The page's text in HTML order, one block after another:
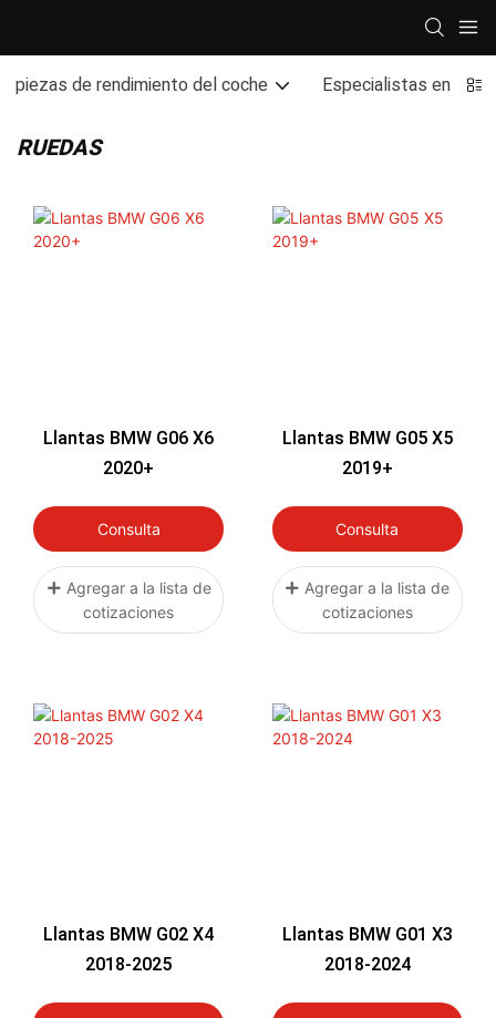
piezas de rendimiento del coche Especialistas en
RUEDAS
Llantas BMW G06 X6
2020+
Consulta
Agregar a la lista de
cotizaciones
Llantas BMW G05 X5
2019+
Consulta
Agregar a la lista de
cotizaciones
Llantas BMW G02 X4
2018-2025
Llantas BMW G01 X3
2018-2024